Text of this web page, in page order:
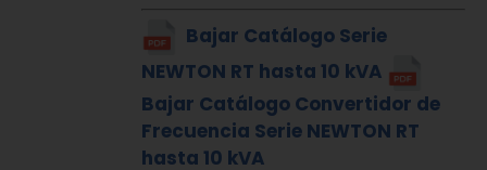
Bajar Catálogo Serie
NEWTON RT hasta 10 kVA
Bajar Catálogo Convertidor de
Frecuencia Serie NEWTON RT
hasta 10 kVA